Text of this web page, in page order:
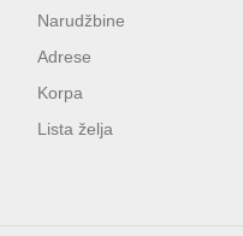
Narudžbine
Adrese
Korpa
Lista želja